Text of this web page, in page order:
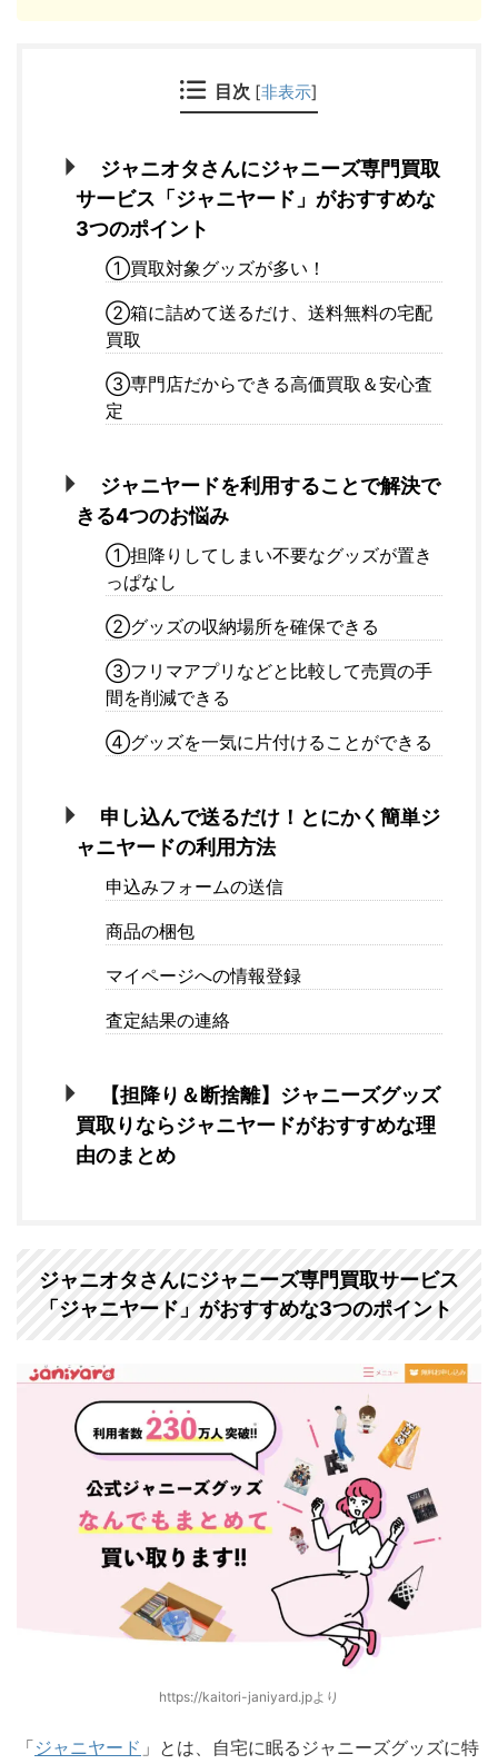
目次 [非表示]
ジャニオタさんにジャニーズ専門買取
サービス「ジャニヤード」がおすすめな
3つのポイント
①買取対象グッズが多い！
②箱に詰めて送るだけ、送料無料の宅配
買取
③専門店だからできる高価買取＆安心査
定
ジャニヤードを利用することで解決で
きる4つのお悩み
①担降りしてしまい不要なグッズが置き
っぱなし
②グッズの収納場所を確保できる
③フリマアプリなどと比較して売買の手
間を削減できる
④グッズを一気に片付けることができる
申し込んで送るだけ！とにかく簡単ジ
ャニヤードの利用方法
申込みフォームの送信
商品の梱包
マイページへの情報登録
査定結果の連絡
【担降り＆断捨離】ジャニーズグッズ
買取りならジャニヤードがおすすめな理
由のまとめ
ジャニオタさんにジャニーズ専門買取サービス
「ジャニヤード」がおすすめな3つのポイント
https://kaitori-janiyard.jpより
「ジャニヤード 」とは、自宅に眠るジャニーズグッズに特